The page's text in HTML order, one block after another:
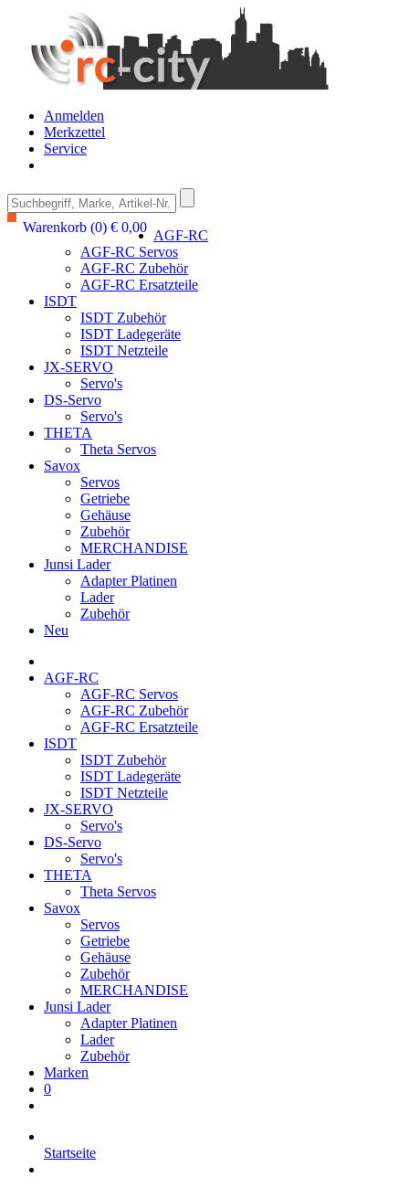
Anmelden
Merkzettel
Service
Warenkorb (0) € 0,00
AGF-RC
AGF-RC Servos
AGF-RC Zubehör
AGF-RC Ersatzteile
ISDT
ISDT Zubehör
ISDT Ladegeräte
ISDT Netzteile
JX-SERVO
Servo's
DS-Servo
Servo's
THETA
Theta Servos
Savox
Servos
Getriebe
Gehäuse
Zubehör
MERCHANDISE
Junsi Lader
Adapter Platinen
Lader
Zubehör
Neu
AGF-RC
AGF-RC Servos
AGF-RC Zubehör
AGF-RC Ersatzteile
ISDT
ISDT Zubehör
ISDT Ladegeräte
ISDT Netzteile
JX-SERVO
Servo's
DS-Servo
Servo's
THETA
Theta Servos
Savox
Servos
Getriebe
Gehäuse
Zubehör
MERCHANDISE
Junsi Lader
Adapter Platinen
Lader
Zubehör
Marken
0
Startseite